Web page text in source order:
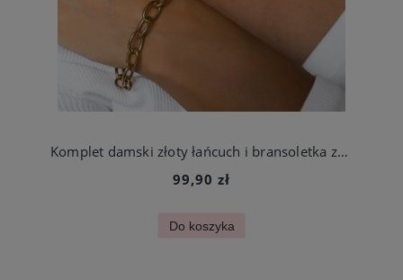
Komplet damski złoty łańcuch i bransoletka ze skali szlachetnej
99,90 zł
Do koszyka